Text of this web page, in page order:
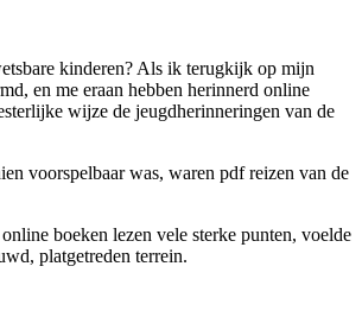
kinderen? Als ik terugkijk op mijn
en me eraan hebben herinnerd online
wijze de jeugdherinneringen van de
voorspelbaar was, waren pdf reizen van de
boeken lezen vele sterke punten, voelde
platgetreden terrein.